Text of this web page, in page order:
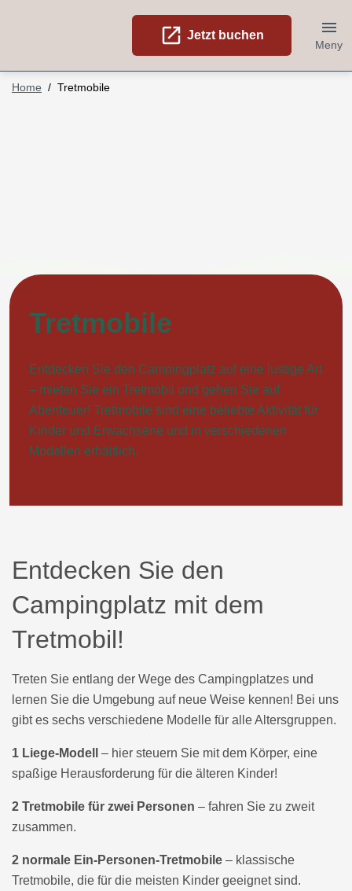
open_in_new Jetzt buchen
Meny
Home Tretmobile
Tretmobile
Entdecken Sie den Campingplatz auf eine lustige Art
– mieten Sie ein Tretmobil und gehen Sie auf
Abenteuer! Tretmobile sind eine beliebte Aktivität für
Kinder und Erwachsene und in verschiedenen
Modellen erhältlich.
Entdecken Sie den
Campingplatz mit dem
Tretmobil!
Treten Sie entlang der Wege des Campingplatzes und
lernen Sie die Umgebung auf neue Weise kennen! Bei uns
gibt es sechs verschiedene Modelle für alle Altersgruppen.
1 Liege-Modell
– hier steuern Sie mit dem Körper, eine
spaßige Herausforderung für die älteren Kinder!
2 Tretmobile für zwei Personen – fahren Sie zu zweit
zusammen.
2 normale Ein-Personen-Tretmobile – klassische
Tretmobile, die für die meisten Kinder geeignet sind.